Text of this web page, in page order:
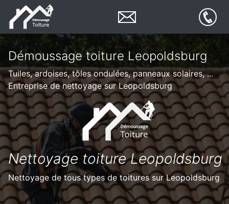
Démoussage toiture Leopoldsburg
Tuiles, ardoises, tôles ondulées, panneaux solaires, ...
Entreprise de nettoyage sur Leopoldsburg
Nettoyage toiture Leopoldsburg
Nettoyage de tous types de toitures sur Leopoldsburg